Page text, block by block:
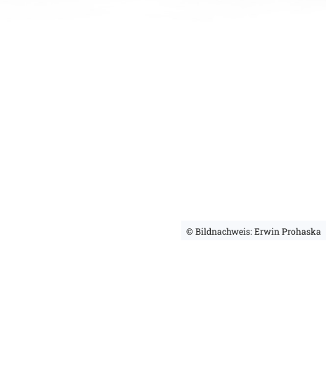
© Bildnachweis: Erwin Prohaska